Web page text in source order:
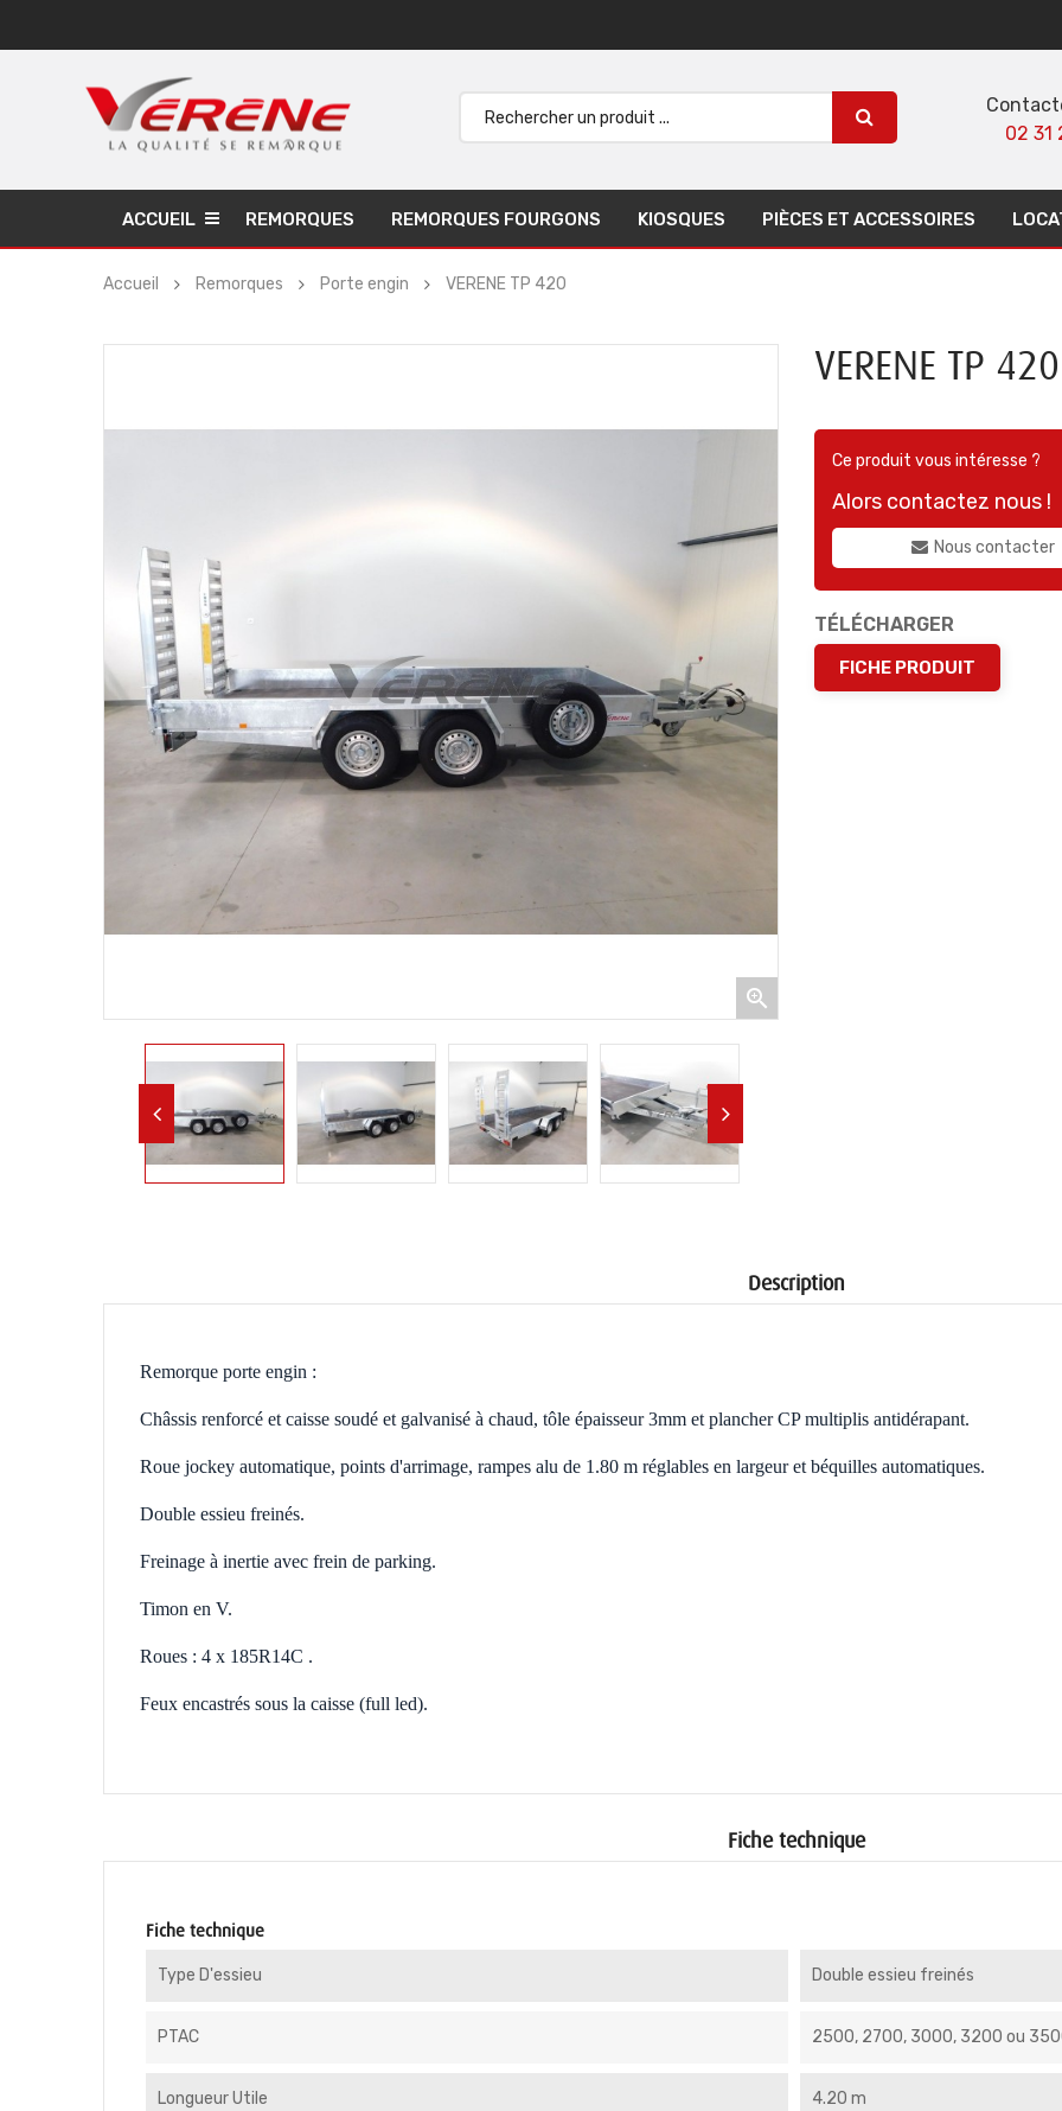
02 31
ACCUEIL REMORQUES REMORQUES FOURGONS KIOSQUES PIÈCES ET ACCESSOIRES
Accueil Remorques Porte engin VERENE TP 420

VERENE TP 420
Ce produit vous intéresse ?
Alors contactez nous !
Nous contacter
TÉLÉCHARGER
FICHE PRODUIT
Description
Remorque porte engin :
Châssis renforcé et caisse soudé et galvanisé à chaud, tôle épaisseur 3mm et plancher CP multiplis antidérapant.
Roue jockey automatique, points d'arrimage, rampes alu de 1.80 m réglables en largeur et béquilles automatiques.
Double essieu freinés.
Freinage à inertie avec frein de parking.
Timon en V.
Roues : 4 x 185R14C .
Feux encastrés sous la caisse (full led).
Fiche technique
Fiche technique
Type D'essieu Double essieu freinés
PTAC 2500, 2700, 3000, 3200 ou
Longueur Utile 4.20 m